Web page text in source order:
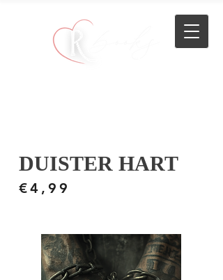
DUISTER HART
€4,99